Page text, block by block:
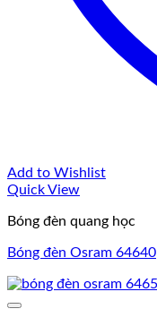
Add to Wishlist
Quick View
Bóng đèn quang học
Bóng đèn Osram 64640